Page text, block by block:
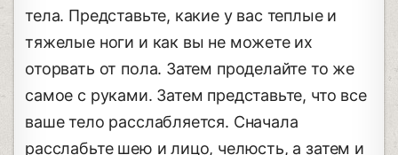
тела. Представьте, какие у вас теплые и
тяжелые ноги и как вы не можете их
оторвать от пола. Затем проделайте то же
самое с руками. Затем представьте, что все
ваше тело расслабляется. Сначала
расслабьте шею и лицо, челюсть, а затем и